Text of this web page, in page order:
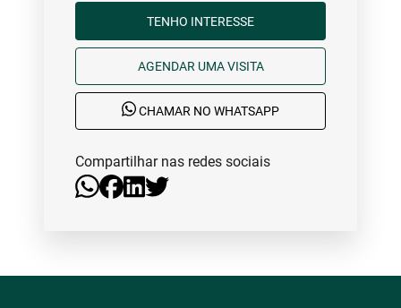
TENHO INTERESSE
AGENDAR UMA VISITA
CHAMAR NO WHATSAPP
Compartilhar nas redes sociais